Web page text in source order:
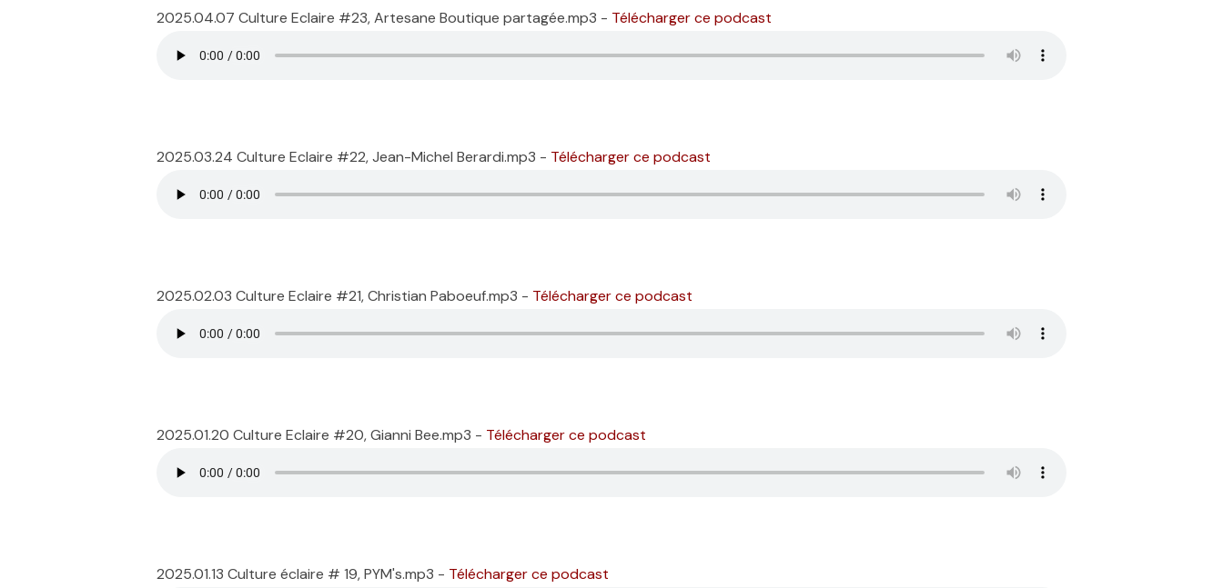
2025.04.07 Culture Eclaire #23, Artesane Boutique partagée.mp3 - Télécharger ce podcast
2025.03.24 Culture Eclaire #22, Jean-Michel Berardi.mp3 - Télécharger ce podcast
2025.02.03 Culture Eclaire #21, Christian Paboeuf.mp3 - Télécharger ce podcast
2025.01.20 Culture Eclaire #20, Gianni Bee.mp3 - Télécharger ce podcast
2025.01.13 Culture éclaire # 19, PYM's.mp3 - Télécharger ce podcast